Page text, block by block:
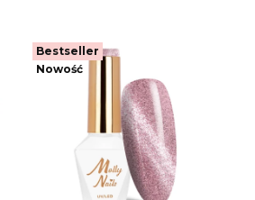
Bestseller
Nowość